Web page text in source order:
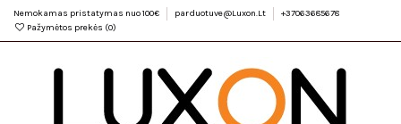
Nemokamas pristatymas nuo 100€ parduotuve@Luxon.Lt
+37063685678
Pažymėtos prekės (0)